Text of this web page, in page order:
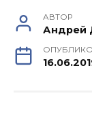
АВТОР
Андрей